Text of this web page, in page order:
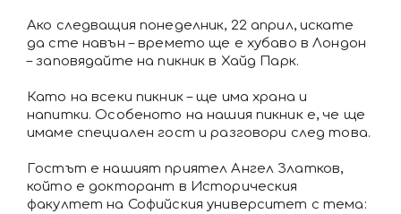
Ако следващия понеделник, 22 април, искате
да сте навън – времето ще е хубаво в Лондон
– заповядайте на пикник в Хайд Парк.
Като на всеки пикник – ще има храна и
напитки. Особеното на нашия пикник е, че ще
имаме специален гост и разговори след това.
Гостът е нашият приятел Ангел Златков,
който е докторант в Историческия
факултет на Софийския университет с тема: